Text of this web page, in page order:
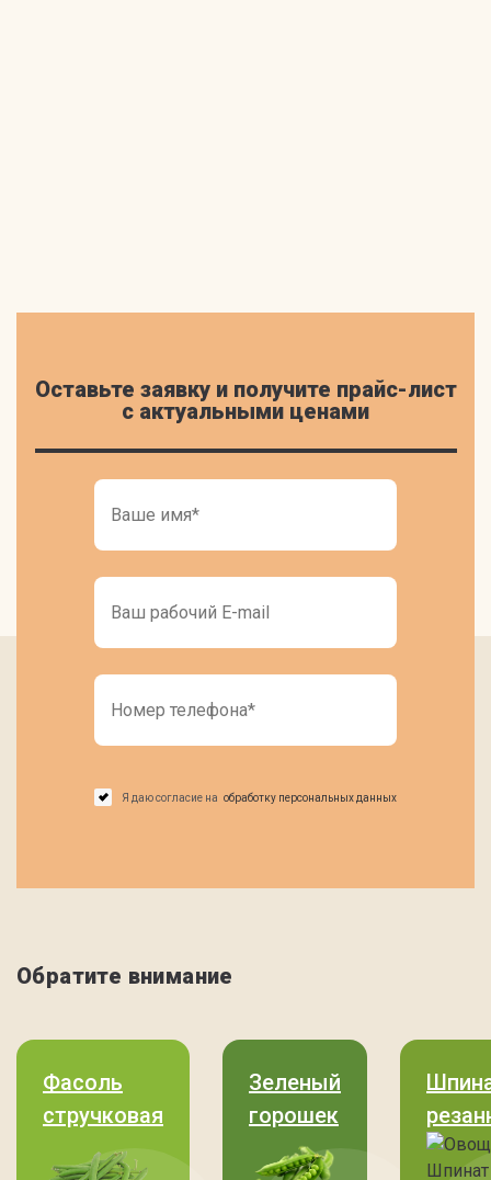
Оставьте заявку и получите прайс-лист
c актуальными ценами
Я даю согласие на обработку персональных данных
Обратите внимание
Фасоль
стручковая
Зеленый
горошек